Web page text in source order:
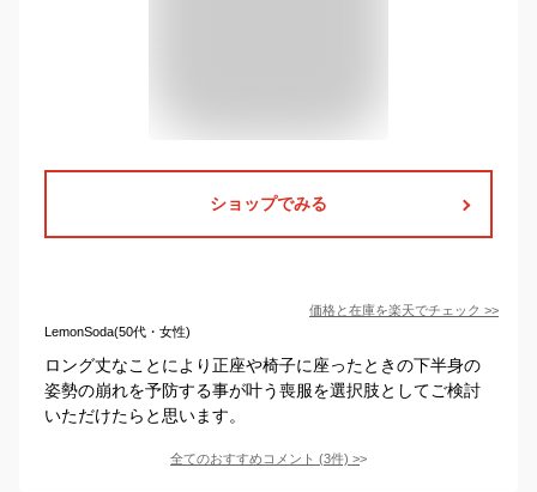
ショップでみる
価格と在庫を楽天でチェック >>
LemonSoda(50代・女性)
ロング丈なことにより正座や椅子に座ったときの下半身の
姿勢の崩れを予防する事が叶う喪服を選択肢としてご検討
いただけたらと思います。
全てのおすすめコメント (3件) >